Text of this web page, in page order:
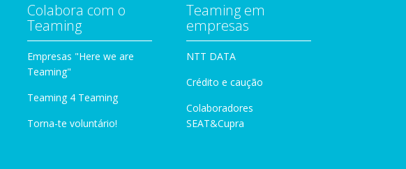
Colabora com o
Teaming
Empresas "Here we are
Teaming"
Teaming 4 Teaming
Torna-te voluntário!
Teaming em
empresas
NTT DATA
Crédito e caução
Colaboradores
SEAT&Cupra